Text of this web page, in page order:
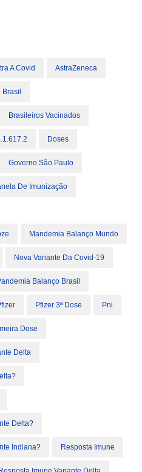
A Covid AstraZeneca
Brasil
Brasileiros Vacinados
Doses
Governo São Paulo
De Imunização
Mandemia Balanço Mundo
Nova Variante Da Covid-19
Balanço Brasil
Pfizer 3ª Dose Pni
Dose
Delta
Delta?
Indiana? Resposta Imune